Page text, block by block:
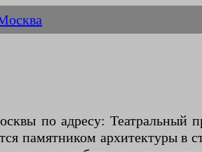
по адресу: Театральный
памятником архитектуры в